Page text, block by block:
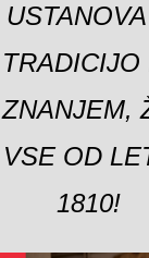
TRADICIJO
ZNANJEM,
VSE OD
1810!